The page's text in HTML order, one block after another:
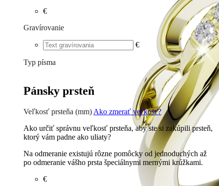
€
Gravírovanie
€
Typ písma
Písané €
Pánsky prsteň
Veľkosť prsteňa (mm) Ako zmerať veľkosť?
Ako určiť správnu veľkosť prsteňa, aby ste si zakúpili prsteň,
ktorý vám padne ako uliaty?
Na odmeranie existujú rôzne pomôcky od jednoduchých až
po odmeranie vášho prsta špeciálnymi mernými krúžkami.
€